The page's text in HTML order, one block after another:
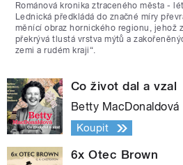
Románová kronika ztraceného města -
Lednická předkládá do značné míry
měnící obraz hornického regionu, jehož
překrývá tlustá vrstva mýtů a
zemi a rudém kraji“.
Co život dal a vzal
Betty MacDonaldová
Koupit
6x Otec Brown